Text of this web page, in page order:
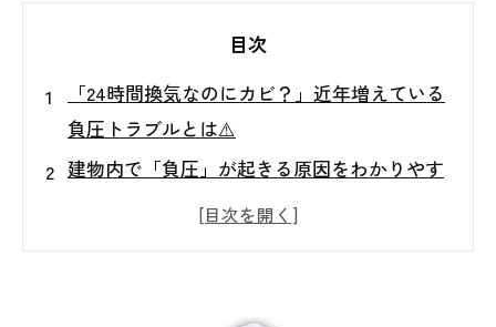
目次
「24時間換気なのにカビ？」近年増えている
負圧トラブルとは⚠️
建物内で「負圧」が起きる原因をわかりやす
負圧が引き起こす「夏型結露」の恐怖